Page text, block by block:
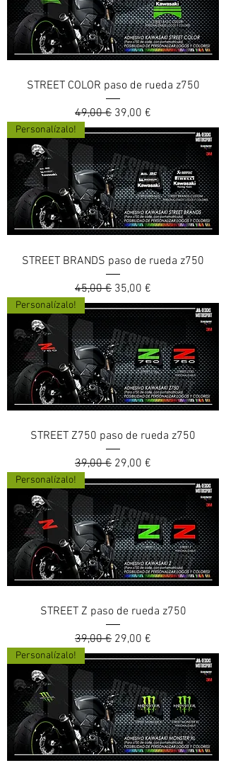
STREET COLOR paso de rueda z750
Prix original
49,00 € Prix promotionnel
39,00 €
Personalízalo!
STREET BRANDS paso de rueda z750
Prix original
45,00 € Prix promotionnel
35,00 €
Personalízalo!
STREET Z750 paso de rueda z750
Prix original
39,00 € Prix promotionnel
29,00 €
Personalízalo!
STREET Z paso de rueda z750
Prix original
39,00 € Prix promotionnel
29,00 €
Personalízalo!